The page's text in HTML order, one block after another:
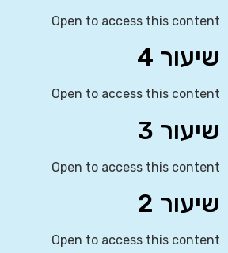
Open to access this content
שיעור 4
Open to access this content
שיעור 3
Open to access this content
שיעור 2
Open to access this content